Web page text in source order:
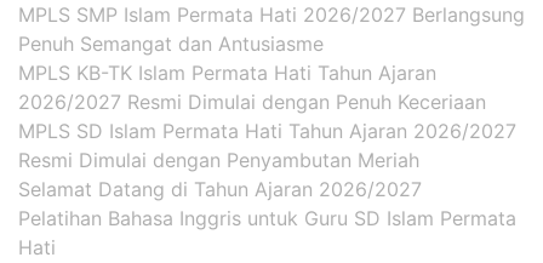
MPLS SMP Islam Permata Hati 2026/2027 Berlangsung
Penuh Semangat dan Antusiasme
MPLS KB-TK Islam Permata Hati Tahun Ajaran
2026/2027 Resmi Dimulai dengan Penuh Keceriaan
MPLS SD Islam Permata Hati Tahun Ajaran 2026/2027
Resmi Dimulai dengan Penyambutan Meriah
Selamat Datang di Tahun Ajaran 2026/2027
Pelatihan Bahasa Inggris untuk Guru SD Islam Permata
Hati